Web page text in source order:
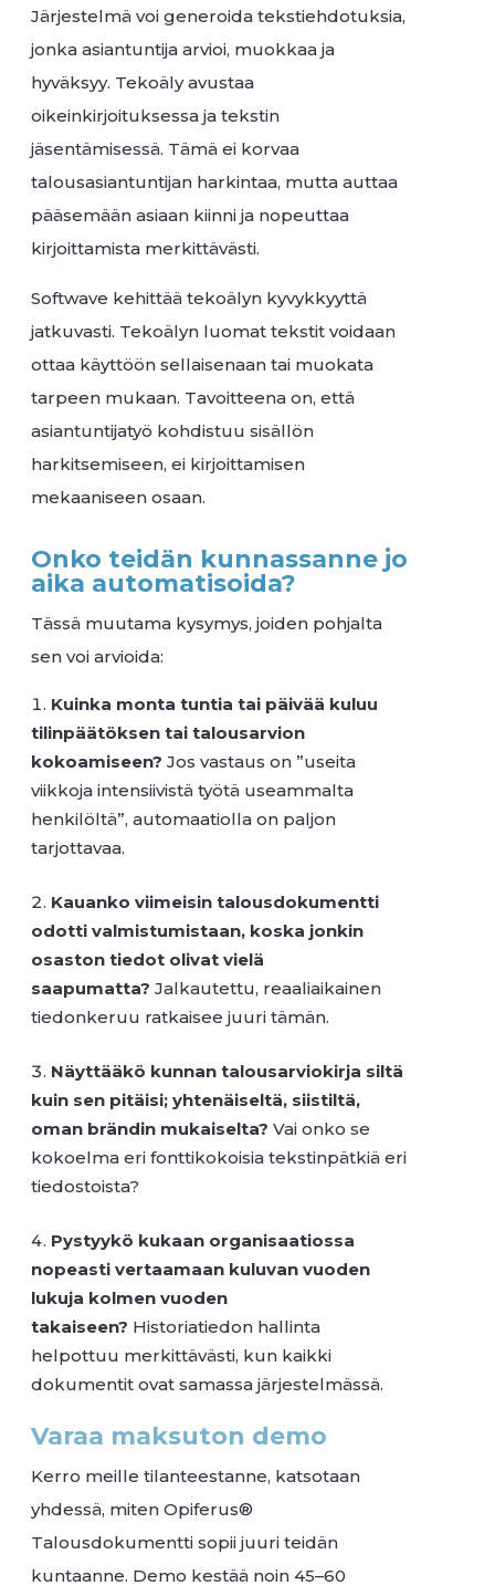
Järjestelmä voi generoida tekstiehdotuksia,
jonka asiantuntija arvioi, muokkaa ja
hyväksyy. Tekoäly avustaa
oikeinkirjoituksessa ja tekstin
jäsentämisessä. Tämä ei korvaa
talousasiantuntijan harkintaa, mutta auttaa
pääsemään asiaan kiinni ja nopeuttaa
kirjoittamista merkittävästi.
Softwave kehittää tekoälyn kyvykkyyttä
jatkuvasti. Tekoälyn luomat tekstit voidaan
ottaa käyttöön sellaisenaan tai muokata
tarpeen mukaan. Tavoitteena on, että
asiantuntijatyö kohdistuu sisällön
harkitsemiseen, ei kirjoittamisen
mekaaniseen osaan.
Onko teidän kunnassanne jo
aika automatisoida?
Tässä muutama kysymys, joiden pohjalta
sen voi arvioida:
Kuinka monta tuntia tai päivää kuluu
tilinpäätöksen tai talousarvion
kokoamiseen?Jos vastaus on ”useita
viikkoja intensiivistä työtä useammalta
henkilöltä”, automaatiolla on paljon
tarjottavaa.
Kauanko viimeisin talousdokumentti
odotti valmistumistaan, koska jonkin
osaston tiedot olivat vielä
saapumatta? Jalkautettu, reaaliaikainen
tiedonkeruu ratkaisee juuri tämän.
Näyttääkö kunnan talousarviokirja siltä
kuin sen pitäisi; yhtenäiseltä, siistiltä,
oman brändin mukaiselta?Vai onko se
kokoelma eri fonttikokoisia tekstinpätkiä eri
tiedostoista?
Pystyykö kukaan organisaatiossa
nopeasti vertaamaan kuluvan vuoden
lukuja kolmen vuoden
takaiseen? Historiatiedon hallinta
helpottuu merkittävästi, kun kaikki
dokumentit ovat samassa järjestelmässä.
Varaa maksuton demo
Kerro meille tilanteestanne, katsotaan
yhdessä, miten Opiferus®
Talousdokumentti sopii juuri teidän
kuntaanne. Demo kestää noin 45–60